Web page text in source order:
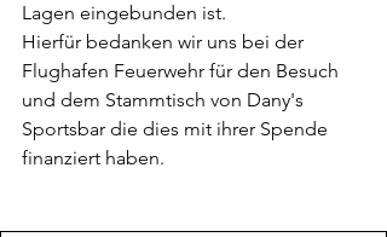
Lagen eingebunden ist.
Hierfür bedanken wir uns bei der
Flughafen Feuerwehr für den Besuch
und dem Stammtisch von Dany's
Sportsbar die dies mit ihrer Spende
finanziert haben.